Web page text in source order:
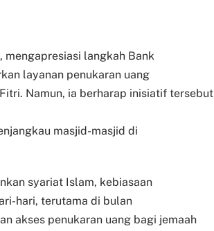
mengapresiasi langkah Bank
layanan penukaran uang
Namun, ia berharap inisiatif tersebut
masjid-masjid di
syariat Islam, kebiasaan
hari, terutama di bulan
akses penukaran uang bagi jemaah